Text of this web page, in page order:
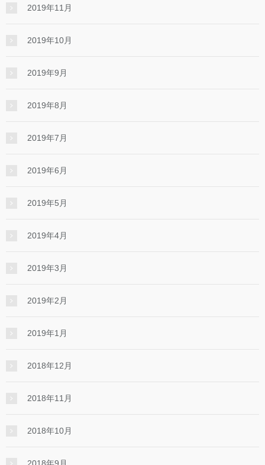
2019年11月
2019年10月
2019年9月
2019年8月
2019年7月
2019年6月
2019年5月
2019年4月
2019年3月
2019年2月
2019年1月
2018年12月
2018年11月
2018年10月